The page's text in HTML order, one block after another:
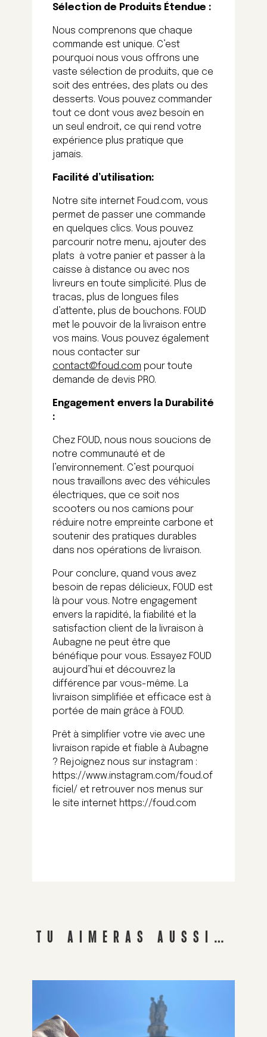
Sélection de Produits Étendue :
Nous comprenons que chaque
commande est unique. C’est
pourquoi nous vous offrons une
vaste sélection de produits, que ce
soit des entrées, des plats ou des
desserts. Vous pouvez commander
tout ce dont vous avez besoin en
un seul endroit, ce qui rend votre
expérience plus pratique que
jamais.
Facilité d’utilisation:
Notre site internet Foud.com, vous
permet de passer une commande
en quelques clics. Vous pouvez
parcourir notre menu, ajouter des
plats à votre panier et passer à la
caisse à distance ou avec nos
livreurs en toute simplicité. Plus de
tracas, plus de longues files
d’attente, plus de bouchons. FOUD
met le pouvoir de la livraison entre
vos mains. Vous pouvez également
nous contacter sur
contact@foud.com pour toute
demande de devis PRO.
Engagement envers la Durabilité
:
Chez FOUD, nous nous soucions de
notre communauté et de
l’environnement. C’est pourquoi
nous travaillons avec des véhicules
électriques, que ce soit nos
scooters ou nos camions pour
réduire notre empreinte carbone et
soutenir des pratiques durables
dans nos opérations de livraison.
Pour conclure, quand vous avez
besoin de repas délicieux, FOUD est
là pour vous. Notre engagement
envers la rapidité, la fiabilité et la
satisfaction client de la livraison à
Aubagne ne peut être que
bénéfique pour vous. Essayez FOUD
aujourd’hui et découvrez la
différence par vous-même. La
livraison simplifiée et efficace est à
portée de main grâce à FOUD.
Prêt à simplifier votre vie avec une
livraison rapide et fiable à Aubagne
? Rejoignez nous sur instagram :
https://www.instagram.com/foud.of
ficiel/ et retrouver nos menus sur
le site internet https://foud.com
TU AIMERAS AUSSI…